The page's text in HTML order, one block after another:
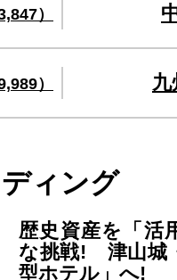
）
）
ィング
歴史資産を「活
な挑戦! 津山城
型ホテル」へ!